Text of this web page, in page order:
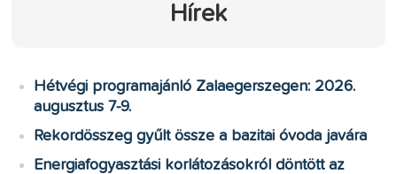
Hírek
Hétvégi programajánló Zalaegerszegen: 2026.
augusztus 7-9.
Rekordösszeg gyűlt össze a bazitai óvoda javára
Energiafogyasztási korlátozásokról döntött az